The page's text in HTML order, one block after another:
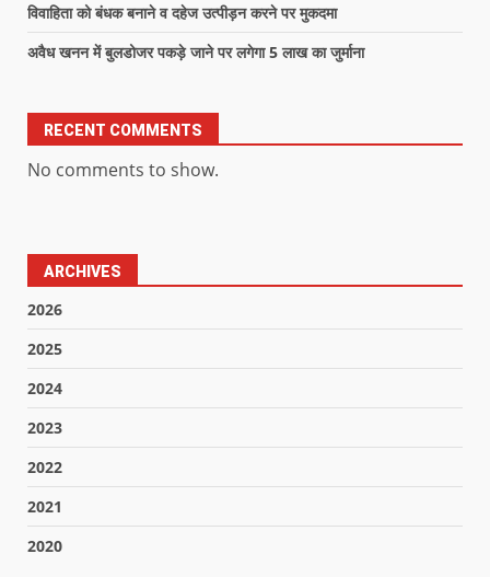
विवाहिता को बंधक बनाने व दहेज उत्पीड़न करने पर मुकदमा
अवैध खनन में बुलडोजर पकड़े जाने पर लगेगा 5 लाख का जुर्माना
RECENT COMMENTS
No comments to show.
ARCHIVES
2026
2025
2024
2023
2022
2021
2020